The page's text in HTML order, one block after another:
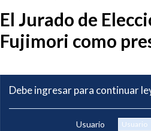
El Jurado de
Fujimori como
Debe ingresar para continuar
Usuario